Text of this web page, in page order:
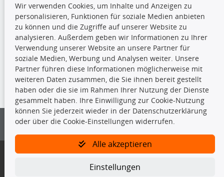
TecDoc Inside
Die hier angezeigten Daten insbesondere die gesamte Datenbank dürfen
nicht kopiert werden.
Es ist zu unterlassen, die Daten oder die gesamte Datenbank ohne
vorherige Zustimmung von TecDoc zu vervielfältigen, zu verbreiten
und/oder diese Handlungen durch Dritte ausführen zu lassen. Ein
Bitte prüfen Sie, ob das über unseren Onlineshop identifizierte Ersatzteil
Gegebenenfalls sind ergänzende Informationen notwendig, um
Wir verwenden Cookies, um Inhalte und Anzeigen zu
personalisieren, Funktionen für soziale Medien anbieten
zu können und die Zugriffe auf unserer Website zu
analysieren. Außerdem geben wir Informationen zu Ihrer
Verwendung unserer Website an unsere Partner für
soziale Medien, Werbung und Analysen weiter. Unsere
Partner führen diese Informationen möglicherweise mit
weiteren Daten zusammen, die Sie ihnen bereit gestellt
haben oder die sie im Rahmen Ihrer Nutzung der Dienste
gesammelt haben. Ihre Einwilligung zur Cookie-Nutzung
können Sie jederzeit wieder in der Datenschutzerklärung
oder über die Cookie-Einstellungen widerrufen.
Alle akzeptieren
Einstellungen